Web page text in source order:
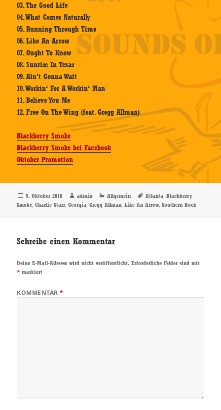
03. The Good Life
04. What Comes Naturally
05. Running Through Time
06. Like An Arrow
07. Ought To Know
08. Sunrise In Texas
09. Ain’t Gonna Wait
10. Workin‘ For A Workin‘ Man
11. Believe You Me
12. Free On The Wing (feat. Gregg Allman)
Blackberry Smoke
Blackberry Smoke bei Facebook
Oktober Promotion
Veröffentlicht
am
9. Oktober 2016 Autor
admin Kategorien
Allgemein Schlagwörter
Atlanta,Blackberry
Smoke,Charlie Starr,Georgia,Gregg Allman,Like An Arrow,Southern Rock
Schreibe einen Kommentar
Deine E-Mail-Adresse wird nicht veröffentlicht. Erforderliche Felder sind mit
* markiert
KOMMENTAR*